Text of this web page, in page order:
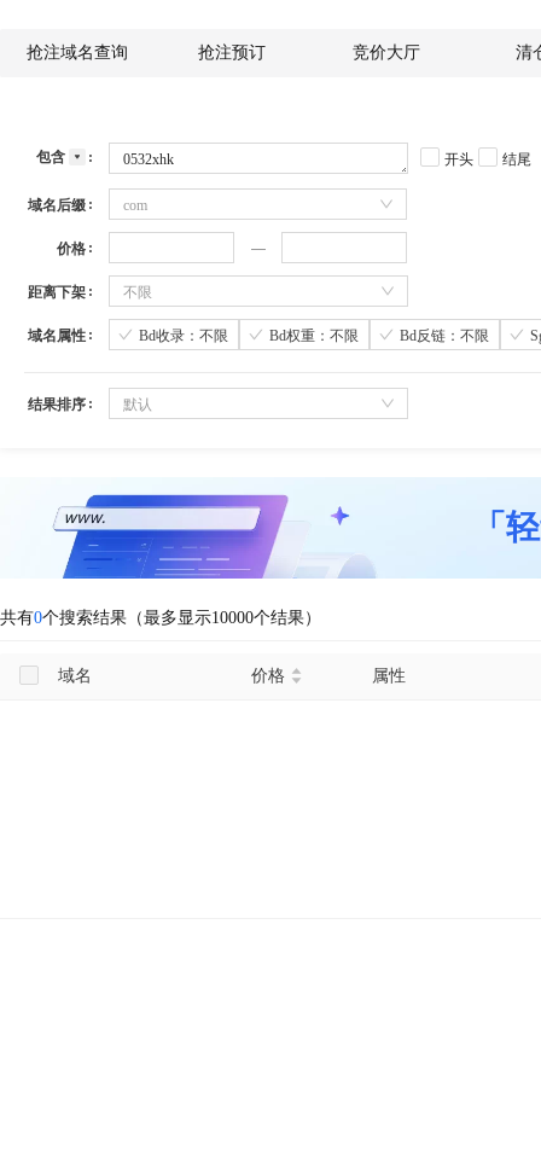
抢注域名查询 抢注预订 竞价大厅 清
包含 开头 结尾
域名后缀 com
价格
距离下架 不限
域名属性 Bd收录：不限 Bd权重：不限 Bd反链：不限
结果排序 默认
「
共有0个搜索结果（最多显示10000个结果）
域名 价格 属性